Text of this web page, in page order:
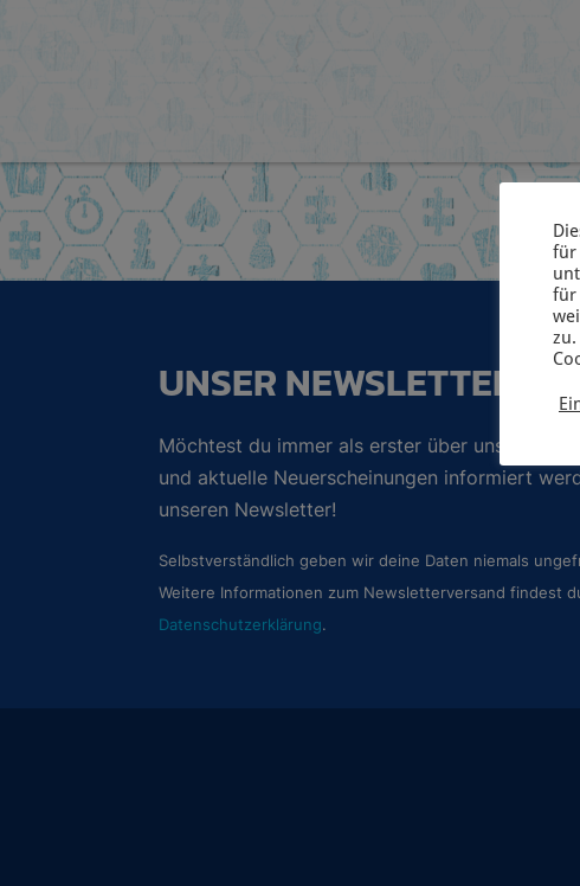
UNSER NEWSLETTER
Möchtest du immer als erster über unsere
und aktuelle Neuerscheinungen informiert
unseren Newsletter!
Selbstverständlich geben wir deine Daten niemals
Weitere Informationen zum Newsletterversand findest
Datenschutzerklärung.
für
für